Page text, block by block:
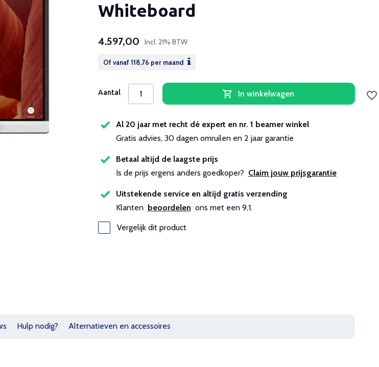
Whiteboard
4.597,00 Incl. 21% BTW
Of vanaf 118,76 per maand
Aantal In winkelwagen
Al 20 jaar met recht dé expert en nr. 1 beamer winkel
Gratis advies, 30 dagen omruilen en 2 jaar garantie
Betaal altijd de laagste prijs
Is de prijs ergens anders goedkoper? Claim jouw prijsgarantie
Uitstekende service en altijd gratis verzending
Klanten beoordelen ons met een 9,1.
Vergelijk dit product
Hulp nodig? Alternatieven en accessoires